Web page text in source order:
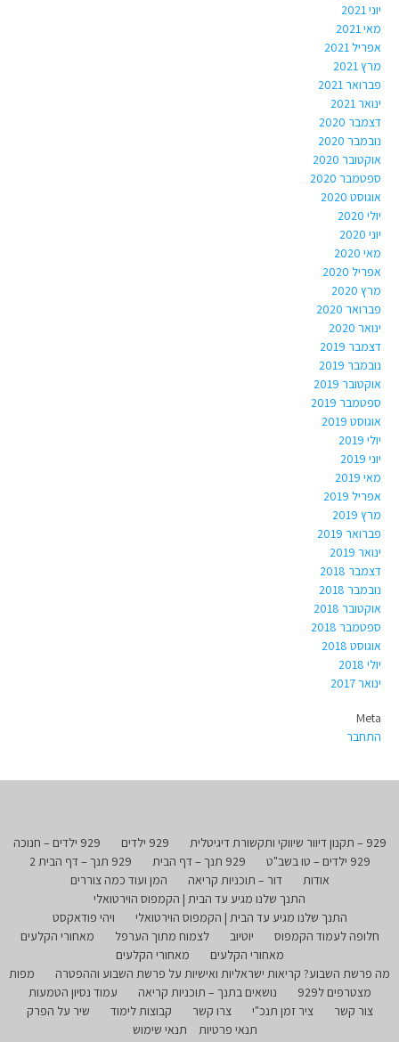
יוני 2021
מאי 2021
אפריל 2021
מרץ 2021
פברואר 2021
ינואר 2021
דצמבר 2020
נובמבר 2020
אוקטובר 2020
ספטמבר 2020
אוגוסט 2020
יולי 2020
יוני 2020
מאי 2020
אפריל 2020
מרץ 2020
פברואר 2020
ינואר 2020
דצמבר 2019
נובמבר 2019
אוקטובר 2019
ספטמבר 2019
אוגוסט 2019
יולי 2019
יוני 2019
מאי 2019
אפריל 2019
מרץ 2019
פברואר 2019
ינואר 2019
דצמבר 2018
נובמבר 2018
אוקטובר 2018
ספטמבר 2018
אוגוסט 2018
יולי 2018
ינואר 2017
Meta
התחבר
929 – תקנון דיוור שיווקי ותקשורת דיגיטלית 929 ילדים
929 ילדים – חנוכה
929 ילדים – טו בשב"ט
929 תנך – דף הבית
929 תנך – דף הבית 2
אודות
דור – תוכניות קריאה
המן ועוד כמה צוררים
התנך שלנו מגיע עד הבית | הקמפוס הוירטואלי
התנך שלנו מגיע עד הבית | הקמפוס הוירטואלי
ויהי פודאקסט
חלופה לעמוד הקמפוס
יוטיוב לצמוח מתוך הערפל
מאחורי הקלעים
מאחורי הקלעים
מאחורי הקלעים
מה פרשת השבוע? קריאות ישראליות ואישיות על פרשת השבוע וההפטרה
מפות
מצטרפים ל929
נושאים בתנך – תוכניות קריאה
עמוד נסיון הטמעות
צור קשר
ציר זמן תנכ"י צרו קשר קבוצות לימוד
שיר על הפרק
תנאי פרטיות
תנאי שימוש